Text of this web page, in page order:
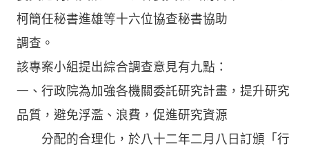
柯簡任秘書進雄等十六位協查秘書協助
調查。
該專案小組提出綜合調查意見有九點：
一、行政院為加強各機關委託研究計畫，提升研究
品質，避免浮濫、浪費，促進研究資源
分配的合理化，於八十二年二月八日訂頒「行